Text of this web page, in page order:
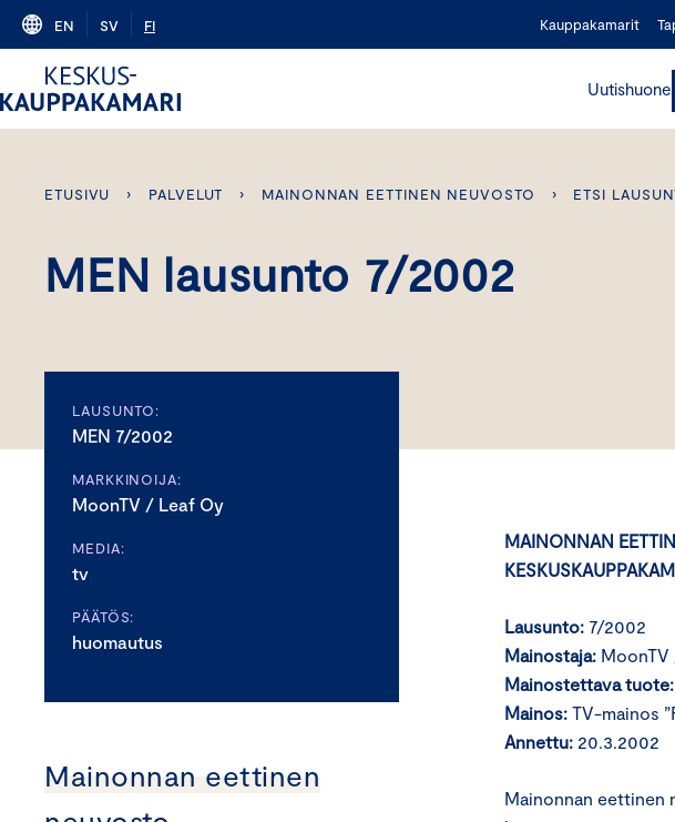
Skip
content
EN SV FI Kauppakamarit
Uutishuone
ETUSIVU › PALVELUT › MAINONNAN EETTINEN NEUVOSTO › ETSI
MEN lausunto 7/2002
LAUSUNTO:
MEN 7/2002
MARKKINOIJA:
MoonTV / Leaf Oy
MEDIA:
tv
PÄÄTÖS:
huomautus
Mainonnan eettinen
MAINONNAN
Lausunto: 7/2002
Mainostaja:
Mainostettava tuote:
Mainos: TV-mainos
Annettu: 20.3.2002
Mainonnan eettinen